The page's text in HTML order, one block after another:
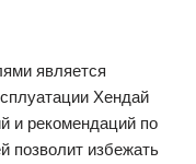
является
Хендай
и рекомендаций по
позволит избежать